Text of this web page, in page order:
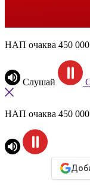
НАП очаква 450 000
Слушай
НАП очаква 450 000